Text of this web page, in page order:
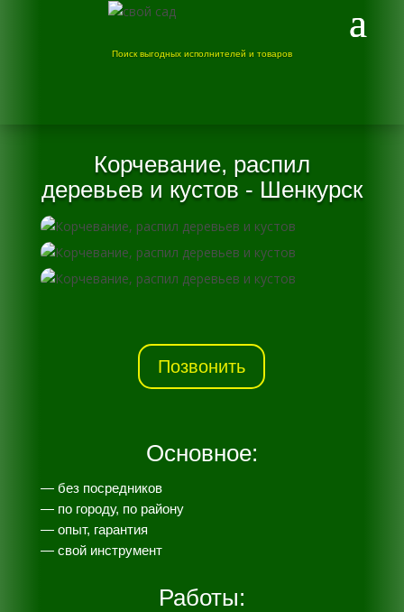
Поиск выгодных исполнителей и товаров
Корчевание, распил
деревьев и кустов - Шенкурск
Позвонить
Основное:
— без посредников
— по городу, по району
— опыт, гарантия
— свой инструмент
Работы: